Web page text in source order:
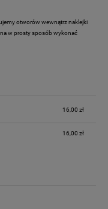
otworów wewnątrz naklejki
w prosty sposób wykonać
16,00 zł
16,00 zł